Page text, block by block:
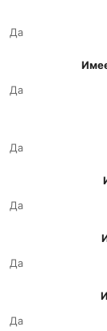
Да
Да
Да
Да
Да
Да